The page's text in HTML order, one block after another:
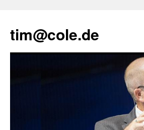
tim@cole.de